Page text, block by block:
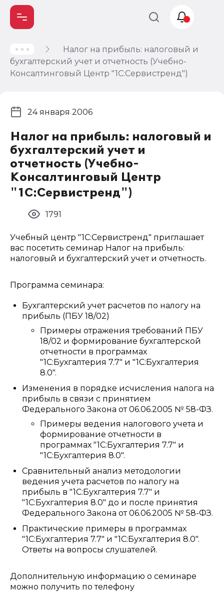
Налог на прибыль: налоговый и
бухгалтерский учет и отчетность (Учебно-
Консалтинговый Центр "1С:Сервистренд")
Налог на прибыль: налоговый и
бухгалтерский учет и
отчетность (Учебно-
Консалтинговый Центр
"1С:Сервистренд")
24 января 2006
1791
Учебный центр "1С:Сервистренд" приглашает
вас посетить семинар Налог на прибыль:
налоговый и бухгалтерский учет и отчетность.
Программа семинара:
Бухгалтерский учет расчетов по налогу на
прибыль (ПБУ 18/02)
Примеры отражения требований ПБУ
18/02 и формирование бухгалтерской
отчетности в программах
"1С:Бухгалтерия 7.7" и "1С:Бухгалтерия
8.0".
Изменения в порядке исчисления налога на
прибыль в связи с принятием
Федерального Закона от 06.06.2005 № 58-ФЗ.
Примеры ведения налогового учета и
формирование отчетности в
программах "1С:Бухгалтерия 7.7" и
"1С:Бухгалтерия 8.0".
Сравнительный анализ методологии
ведения учета расчетов по налогу на
прибыль в "1С:Бухгалтерия 7.7" и
"1С:Бухгалтерия 8.0" до и после принятия
Федерального Закона от 06.06.2005 № 58-ФЗ.
Практические примеры в программах
"1С:Бухгалтерия 7.7" и "1С:Бухгалтерия 8.0".
Ответы на вопросы слушателей.
Дополнительную информацию о семинаре
можно получить по телефону
Учет и
налогообложение